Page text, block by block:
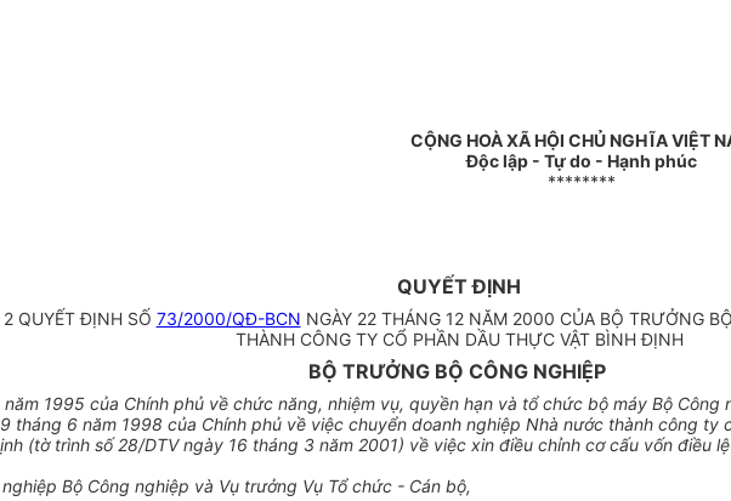
CỘNG HOÀ XÃ HỘI CHỦ NGHĨA VIỆT
Độc lập - Tự do - Hạnh phúc
********
QUYẾT ĐỊNH
QUYẾT ĐỊNH SỐ 73/2000/QĐ-BCN NGÀY 22 THÁNG 12 NĂM 2000 CỦA BỘ TRƯỞNG
THÀNH CÔNG TY CỔ PHẦN DẦU THỰC VẬT BÌNH ĐỊNH
BỘ TRƯỞNG BỘ CÔNG NGHIỆP
1995 của Chính phủ về chức năng, nhiệm vụ, quyền hạn và tổ chức bộ máy Bộ Công
tháng 6 năm 1998 của Chính phủ về việc chuyển doanh nghiệp Nhà nước thành công ty
(tờ trình số 28/DTV ngày 16 tháng 3 năm 2001) về việc xin điều chỉnh cơ cấu vốn điều
Bộ Công nghiệp và Vụ trưởng Vụ Tổ chức - Cán bộ,